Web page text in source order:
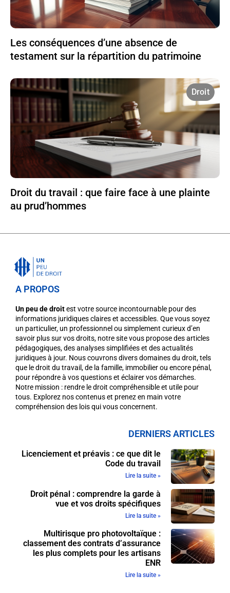
Les conséquences d’une absence de
testament sur la répartition du patrimoine
Droit
Droit du travail : que faire face à une plainte
au prud’hommes
A PROPOS
Un peu de droitest votre source incontournable pour des
informations juridiques claires et accessibles. Que vous soyez
un particulier, un professionnel ou simplement curieux d’en
savoir plus sur vos droits, notre site vous propose des articles
pédagogiques, des analyses simplifiées et des actualités
juridiques à jour. Nous couvrons divers domaines du droit, tels
que le droit du travail, de la famille, immobilier ou encore pénal,
pour répondre à vos questions et éclairer vos démarches.
Notre mission : rendre le droit compréhensible et utile pour
tous. Explorez nos contenus et prenez en main votre
compréhension des lois qui vous concernent.
DERNIERS ARTICLES
Licenciement et préavis : ce que dit le
Code du travail
Lire la suite »
Droit pénal : comprendre la garde à
vue et vos droits spécifiques
Lire la suite »
Multirisque pro photovoltaïque :
classement des contrats d’assurance
les plus complets pour les artisans
ENR
Lire la suite »